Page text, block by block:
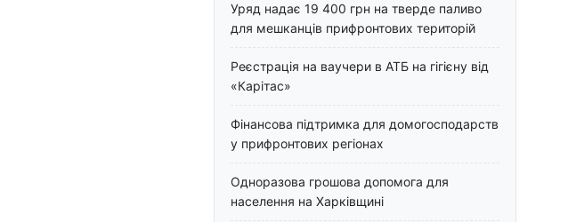
Уряд надає 19 400 грн на тверде паливо
для мешканців прифронтових територій
Реєстрація на ваучери в АТБ на гігієну від
«Карітас»
Фінансова підтримка для домогосподарств
у прифронтових регіонах
Одноразова грошова допомога для
населення на Харківщині